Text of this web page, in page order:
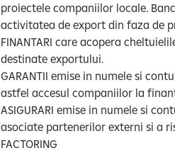
proiectele companiilor locale.
activitatea de export din faza de
FINANTARI care acopera
destinate exportului.
GARANTII emise in numele si
astfel accesul companiilor la
ASIGURARI emise in numele si
asociate partenerilor externi si a
FACTORING